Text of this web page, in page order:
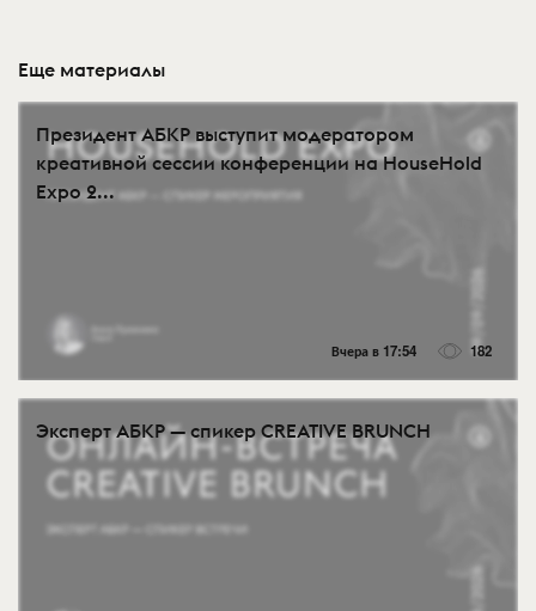
Еще материалы
Президент АБКР выступит модератором
креативной сессии конференции на HouseHold
Expo 2...
Вчера в 17:54 182
Эксперт АБКР — спикер CREATIVE BRUNCH